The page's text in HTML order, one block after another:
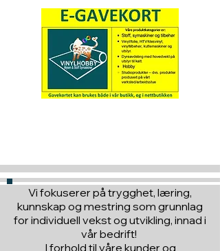
Vi fokuserer på trygghet, læring,
kunnskap og mestring som grunnlag
for individuell vekst og utvikling, innad i
vår bedrift!
I forhold til våre kunder og